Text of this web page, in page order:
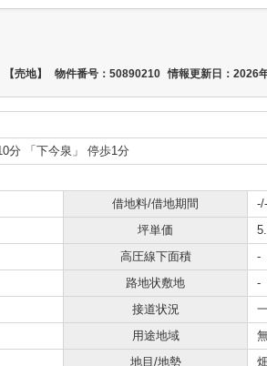
【売地】 物件番号：50890210 情報更新日：2026
分 「下今泉」 停歩1分
借地料/借地期間
-/-
坪単価
高圧線下面積
-
路地状敷地
-
接道状況
用途地域
地目/地勢